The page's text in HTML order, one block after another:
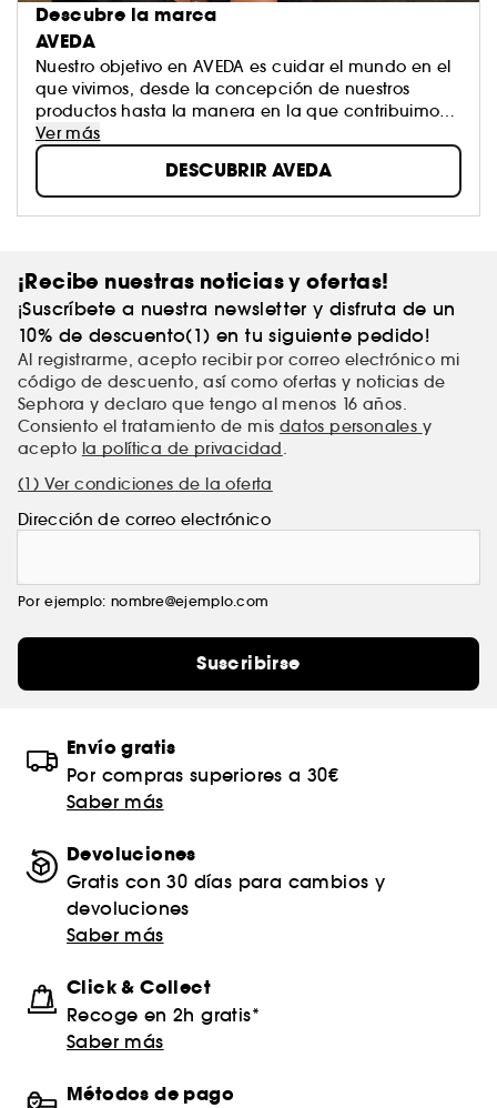
Descubre la marca
AVEDA
Nuestro objetivo en AVEDA es cuidar el mundo en el
que vivimos, desde la concepción de nuestros
productos hasta la manera en la que contribuimos
con la sociedad. Nos esforzamos por ser un ejemplo
para la conservación del medio ambiente, no solo
en lo que se refiere al universo de la cosmética, sino
en lo que respecta al mundo entero.
Ver más
DESCUBRIR AVEDA
¡Recibe nuestras noticias y ofertas!
¡Suscríbete a nuestra newsletter y disfruta de un
10% de descuento(1) en tu siguiente pedido!
Al registrarme, acepto recibir por correo electrónico mi
código de descuento, así como ofertas y noticias de
Sephora y declaro que tengo al menos 16 años.
Consiento el tratamiento de mis datos personales y
acepto la política de privacidad.
(1) Ver condiciones de la oferta
Dirección de correo electrónico
Por ejemplo: nombre@ejemplo.com
Suscribirse
Envío gratis
Por compras superiores a 30€
Saber más
Devoluciones
Gratis con 30 días para cambios y
devoluciones
Saber más
Click & Collect
Recoge en 2h gratis*
Saber más
Métodos de pago